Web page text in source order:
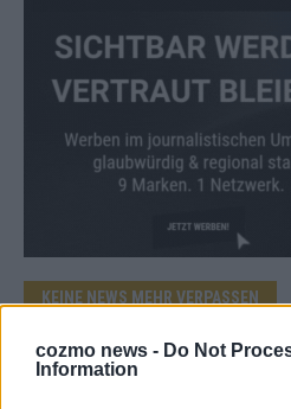
cozmo news - Do Not
Information
KEINE NEWS MEHR VERPASSEN